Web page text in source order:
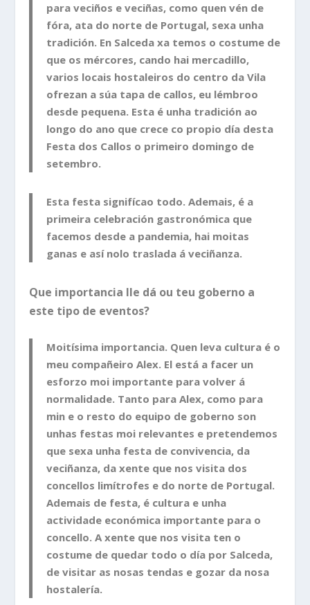
para veciños e veciñas, como quen vén de
fóra, ata do norte de Portugal, sexa unha
tradición. En Salceda xa temos o costume de
que os mércores, cando hai mercadillo,
varios locais hostaleiros do centro da Vila
ofrezan a súa tapa de callos, eu lémbroo
desde pequena. Esta é unha tradición ao
longo do ano que crece co propio día desta
Festa dos Callos o primeiro domingo de
setembro.
Esta festa signifícao todo. Ademais, é a
primeira celebración gastronómica que
facemos desde a pandemia, hai moitas
ganas e así nolo traslada á veciñanza.
Que importancia lle dá ou teu goberno a
este tipo de eventos?
Moitísima importancia. Quen leva cultura é o
meu compañeiro Alex. El está a facer un
esforzo moi importante para volver á
normalidade. Tanto para Alex, como para
min e o resto do equipo de goberno son
unhas festas moi relevantes e pretendemos
que sexa unha festa de convivencia, da
veciñanza, da xente que nos visita dos
concellos limítrofes e do norte de Portugal.
Ademais de festa, é cultura e unha
actividade económica importante para o
concello. A xente que nos visita ten o
costume de quedar todo o día por Salceda,
de visitar as nosas tendas e gozar da nosa
hostalería.